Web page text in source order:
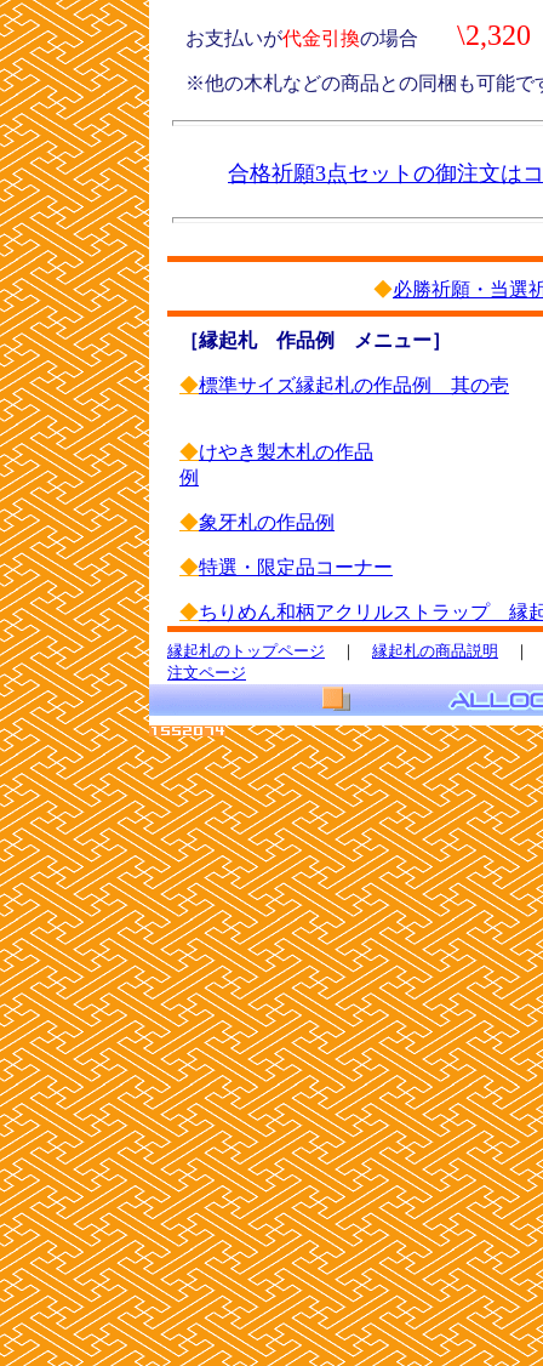
お支払いが代金引換の場合 \2,320
※他の木札などの商品との同梱も可能で
合格祈願3点セットの御注文は
◆必勝祈願・当選
［縁起札 作品例 メニュー］
◆標準サイズ縁起札の作品例 其の壱
◆けやき製木札の作品
例
◆象牙札の作品例
◆特選・限定品コーナー
◆ちりめん和柄アクリルストラップ 縁
縁起札のトップページ ｜ 縁起札の商品説明
注文ページ